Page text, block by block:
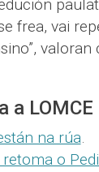
frea, vai
a LOMCE
na rúa.
retoma o